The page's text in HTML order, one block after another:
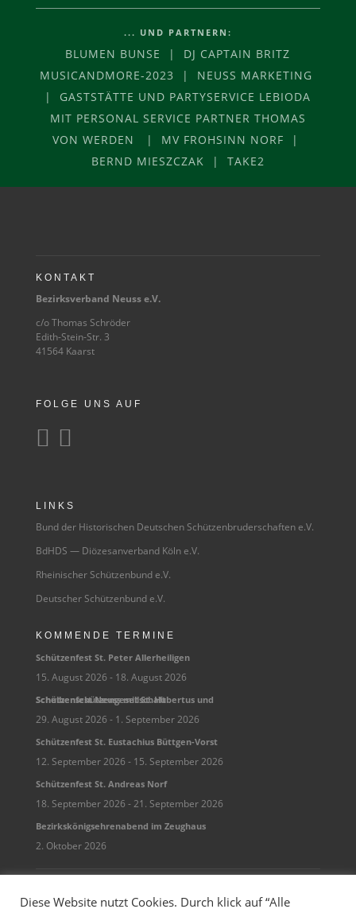
... UND PARTNERN:
BLUMEN BUNSE | DJ CAPTAIN BRITZ
MUSICANDMORE-2023 | NEUSS MARKETING
| GASTSTÄTTE UND PARTYSERVICE LEBIODA
MIT PERSONAL SERVICE PARTNER THOMAS
VON WERDEN | MV FROHSINN NORF |
BERND MIESZCZAK | TAKE2
KONTAKT
Bezirksverband Neuss e.V.
c/o Thomas Schröder
Edith-Stein-Str. 3
41564 Kaarst
FOLGE UNS AUF
 
LINKS
Bund der Historischen Deutschen Schützenbruderschaften e.V.
BdHDS — Diözesanverband Köln e.V.
Rheinischer Schützenbund e.V.
Deutscher Schützenbund e.V.
KOMMENDE TERMINE
Schüt­zen­fest St. Peter Allerheiligen
15. August 2026 - 18. August 2026
Schüt­zen­fest Neuss mit St. Huber­tus und Scheibenschützengesellschaft
29. August 2026 - 1. September 2026
Schüt­zen­fest St. Eusta­chius Büttgen-Vorst
12. September 2026 - 15. September 2026
Schüt­zen­fest St. Andreas Norf
18. September 2026 - 21. September 2026
Bezirks­kö­nigs­eh­ren­abend im Zeughaus
2. Oktober 2026
Diese Website nutzt Cookies. Durch klick auf “Alle